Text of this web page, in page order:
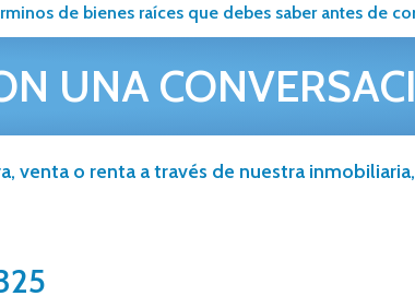
de bienes raíces que debes saber antes de
UNA
venta o renta a través de nuestra